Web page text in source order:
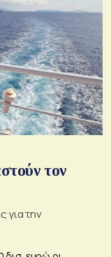
τον
για την